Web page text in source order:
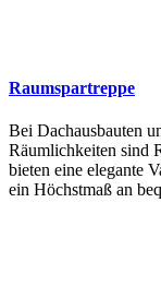
Raumspartreppe
Bei Dachausbauten
Räumlichkeiten sind
bieten eine elegante
ein Höchstmaß an